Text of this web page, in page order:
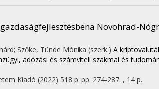
Novohrad-
Szőke, Tünde Mónika (szerk.) A
adózási és számviteli szakmai és
Kiadó (2022) 518 p. pp. 274-287. , 14 p.